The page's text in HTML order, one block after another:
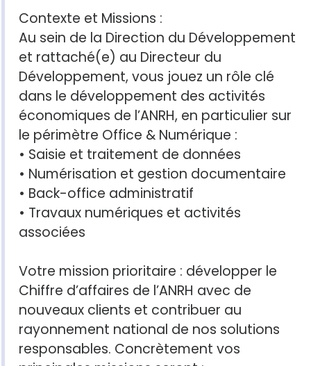
Contexte et Missions :
Au sein de la Direction du Développement
et rattaché(e) au Directeur du
Développement, vous jouez un rôle clé
dans le développement des activités
économiques de l’ANRH, en particulier sur
le périmètre Office & Numérique :
• Saisie et traitement de données
• Numérisation et gestion documentaire
• Back-office administratif
• Travaux numériques et activités
associées
Votre mission prioritaire : développer le
Chiffre d’affaires de l’ANRH avec de
nouveaux clients et contribuer au
rayonnement national de nos solutions
responsables. Concrètement vos